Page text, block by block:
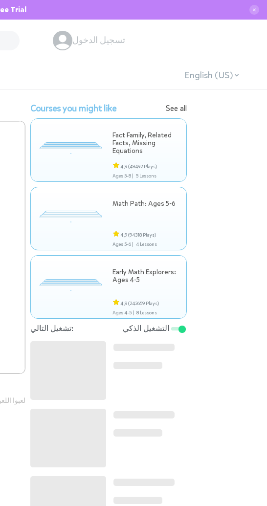
Trial ✕
تسجيل الدخول
English (US)
1 لعبوا
Courses you might like See all
Fact Family, Related
Facts, Missing
Equations
4,9(49492 Plays)
Ages 5-8 | 5 Lessons
Math Path: Ages 5-6
4,9(94318 Plays)
Ages 5-6 | 4 Lessons
Early Math Explorers:
Ages 4-5
4,9(242659 Plays)
Ages 4-5 | 8 Lessons
تشغيل التالي: